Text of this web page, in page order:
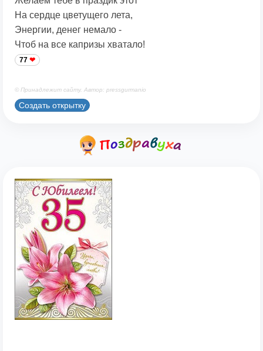
На сердце цветущего лета,
Энергии, денег немало -
Чтоб на все капризы хватало!
77
© Принадлежит сайту. Автор: pressgurmanio
Создать открытку